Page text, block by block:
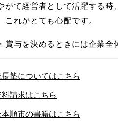
がて経営者として活躍する
これがとても心配です。
賞与を決めるときには企業全
塾についてはこちら
請求はこちら
順市の書籍はこちら